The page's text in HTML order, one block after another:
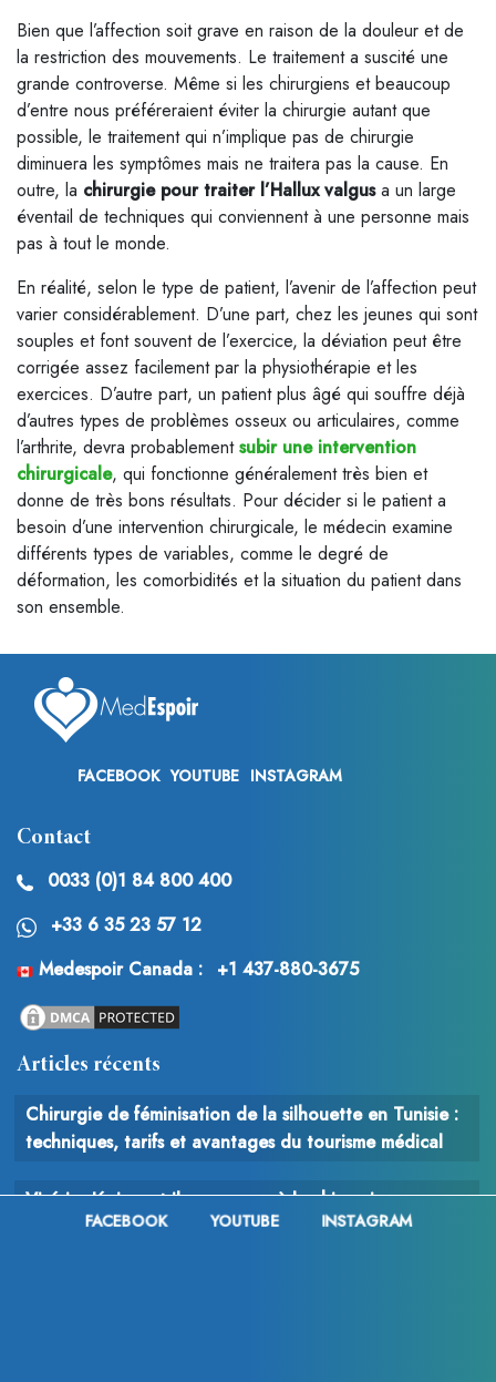
Bien que l’affection soit grave en raison de la douleur et de
la restriction des mouvements. Le traitement a suscité une
grande controverse. Même si les chirurgiens et beaucoup
d’entre nous préféreraient éviter la chirurgie autant que
possible, le traitement qui n’implique pas de chirurgie
diminuera les symptômes mais ne traitera pas la cause. En
outre, la chirurgie pour traiter l’Hallux valgusa un large
éventail de techniques qui conviennent à une personne mais
pas à tout le monde.
En réalité, selon le type de patient, l’avenir de l’affection peut
varier considérablement. D’une part, chez les jeunes qui sont
souples et font souvent de l’exercice, la déviation peut être
corrigée assez facilement par la physiothérapie et les
exercices. D’autre part, un patient plus âgé qui souffre déjà
d’autres types de problèmes osseux ou articulaires, comme
l’arthrite, devra probablementsubir une intervention
chirurgicale, qui fonctionne généralement très bien et
donne de très bons résultats. Pour décider si le patient a
besoin d’une intervention chirurgicale, le médecin examine
différents types de variables, comme le degré de
déformation, les comorbidités et la situation du patient dans
son ensemble.
FACEBOOK YOUTUBE INSTAGRAM
Contact
0033 (0)1 84 800 400
+33 6 35 23 57 12
Medespoir Canada :
+1 437-880-3675
Articles récents
Chirurgie de féminisation de la silhouette en Tunisie :
techniques, tarifs et avantages du tourisme médical
Vinícius Júnior a-t-il eu recours à la chirurgie
esthétique après la Coupe du Monde 2026 ? Analyse
FACEBOOK YOUTUBE INSTAGRAM